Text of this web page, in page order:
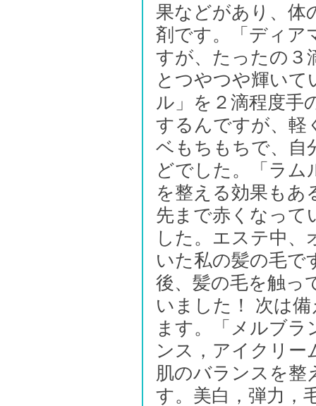
果などがあり、体
剤です。「ディア
すが、たったの３
とつやつや輝い
ル」を２滴程度手
するんですが、軽
ベもちもちで、自
どでした。「ラ
を整える効果もあ
先まで赤くなって
した。エステ中
いた私の髪の毛で
後、髪の毛を触っ
いました！ 次は
ます。「メルブラ
ンス，アイクリー
肌のバランスを整
す。美白，弾力，